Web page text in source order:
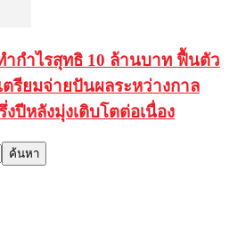
ำกำไรสุทธิ 10 ล้านบาท ฟื้นตัว
รียมจ่ายปันผลระหว่างกาล
ปีหลังมุ่งเติบโตต่อเนื่อง